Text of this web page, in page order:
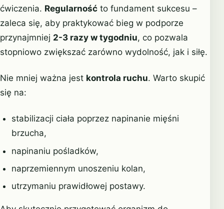
ćwiczenia. Regularność to fundament sukcesu –
zaleca się, aby praktykować bieg w podporze
przynajmniej 2-3 razy w tygodniu, co pozwala
stopniowo zwiększać zarówno wydolność, jak i siłę.
Nie mniej ważna jest kontrola ruchu. Warto skupić
się na:
stabilizacji ciała poprzez napinanie mięśni
brzucha,
napinaniu pośladków,
naprzemiennym unoszeniu kolan,
utrzymaniu prawidłowej postawy.